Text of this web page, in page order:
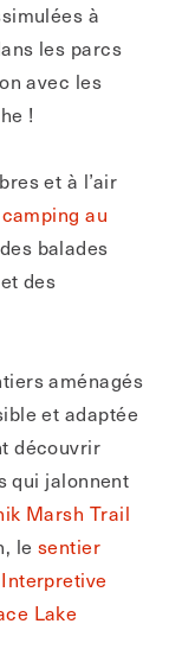
à
les parcs
avec les
!
et à l’air
au
balades
des
aménagés
et adaptée
découvrir
qui jalonnent
Marsh Trail
le sentier
Lake